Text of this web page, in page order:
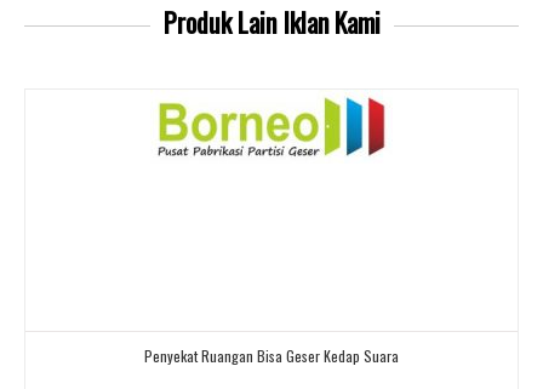
Produk LainIklan Kami
Penyekat Ruangan Bisa Geser Kedap Suara